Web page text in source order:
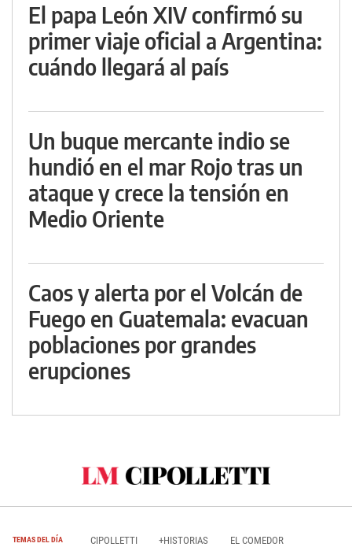
El papa León XIV confirmó su
primer viaje oficial a Argentina:
cuándo llegará al país
Un buque mercante indio se
hundió en el mar Rojo tras un
ataque y crece la tensión en
Medio Oriente
Caos y alerta por el Volcán de
Fuego en Guatemala: evacuan
poblaciones por grandes
erupciones
TEMAS DEL DÍA CIPOLLETTI +HISTORIAS EL COMEDOR